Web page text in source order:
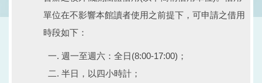
單位在不影響本館讀者使用之前提下，可申請之借用
時段如下：
週一至週六：全日(8:00-17:00)；
半日，以四小時計；